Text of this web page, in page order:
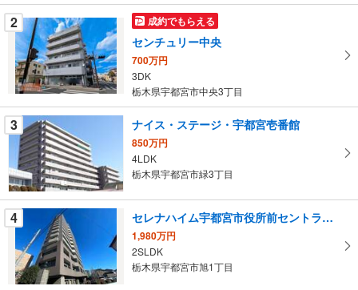
条
件
を
マ
イ
ペ
ー
ジ
に
保
存
す
る
2 成約でもらえる
センチュリー中央
700万円
3DK
栃木県宇都宮市中央3丁目
3 ナイス・ステージ・宇都宮壱番館
850万円
4LDK
栃木県宇都宮市緑3丁目
4 セレナハイム宇都宮市役所前セントラルビュー
1,980万円
2SLDK
栃木県宇都宮市旭1丁目